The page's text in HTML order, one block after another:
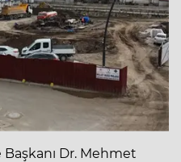
Dr. Mehmet